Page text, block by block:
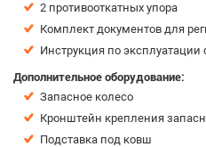
2 противооткатных упора
Комплект документов для
Инструкция по эксплуатации
Дополнительное оборудование:
Запасное колесо
Кронштейн крепления
Подставка под ковш